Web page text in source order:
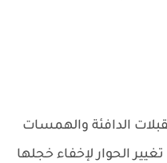
الدافئة والهمسات
الحوار لإخفاء خجلها